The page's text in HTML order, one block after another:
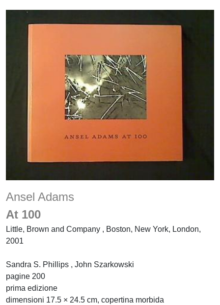
Ansel Adams
At 100
Little, Brown and Company , Boston, New York, London,
2001
Sandra S. Phillips , John Szarkowski
pagine 200
prima edizione
dimensioni 17.5 × 24.5 cm, copertina morbida